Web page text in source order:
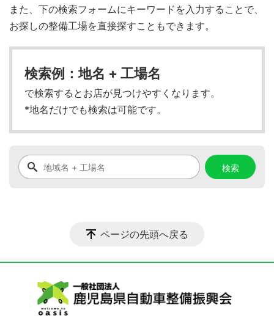
また、下の検索フォームにキーワードを入力することで、
お探しの整備工場を直接探すこともできます。
検索例：地名 + 工場名
で検索するとお店が見つけやすくなります。
*地名だけでも検索は可能です。
ページの先頭へ戻る